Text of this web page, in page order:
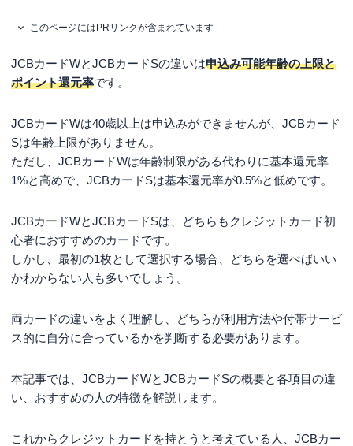
このページにはPRリンクが含まれています
JCBカードWとJCBカードSの違いは申込み可能年齢の上限と
ポイント還元率です。
JCBカードWは40歳以上は申込みができませんが、JCBカード
Sは年齢上限がありません。
ただし、JCBカードWは年齢制限がある代わりに基本還元率
1%と高めで、JCBカードSは基本還元率が0.5%と低めです。
JCBカードWとJCBカードSは、どちらもクレジットカード初
心者におすすめのカードです。
しかし、最初の1枚として選択する場合、どちらを選べばいい
かわからない人も多いでしょう。
両カードの違いをよく理解し、どちらが利用方法や付帯サービ
ス的に自分に合っているかを判断する必要があります。
本記事では、JCBカードWとJCBカードSの概要と各項目の違
い、おすすめの人の特徴を解説します。
これからクレジットカードを持とうと考えている人、JCBカー